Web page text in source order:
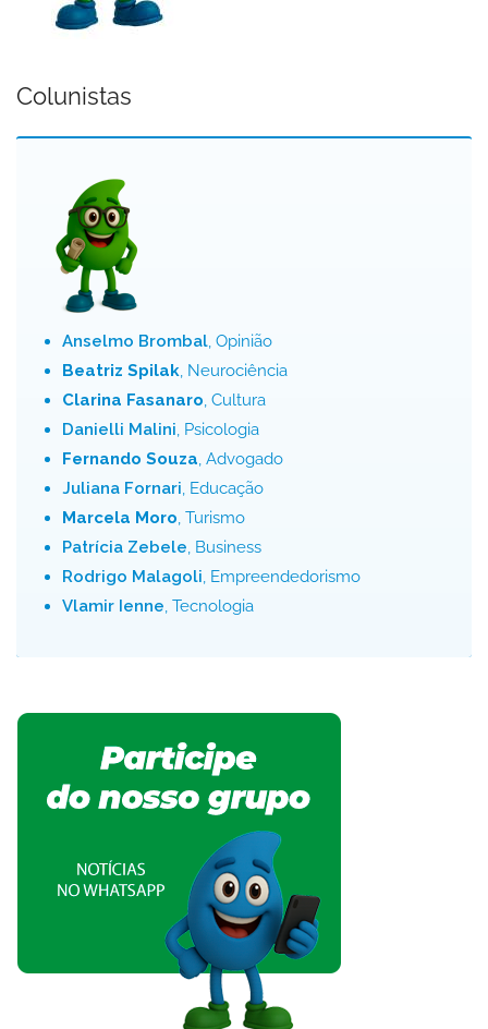
Colunistas
Anselmo Brombal, Opinião
Beatriz Spilak, Neurociência
Clarina Fasanaro, Cultura
Danielli Malini, Psicologia
Fernando Souza, Advogado
Juliana Fornari, Educação
Marcela Moro, Turismo
Patrícia Zebele, Business
Rodrigo Malagoli, Empreendedorismo
Vlamir Ienne, Tecnologia